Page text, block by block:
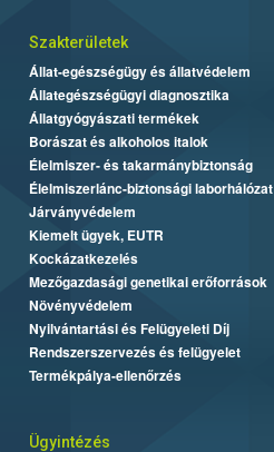
Szakterületek
Állat-egészségügy és állatvédelem
Állategészségügyi diagnosztika
Állatgyógyászati termékek
Borászat és alkoholos italok
Élelmiszer- és takarmánybiztonság
Élelmiszerlánc-biztonsági laborhálózat
Járványvédelem
Kiemelt ügyek, EUTR
Kockázatkezelés
Mezőgazdasági genetikai erőforrások
Növényvédelem
Nyilvántartási és Felügyeleti Díj
Rendszerszervezés és felügyelet
Termékpálya-ellenőrzés
Ügyintézés